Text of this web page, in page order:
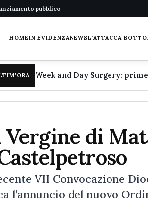
pubblico
HOMEIN EVIDENZANEWSL'ATTACCA
Vergine di
VII Convocazione
l’annuncio del nuovo